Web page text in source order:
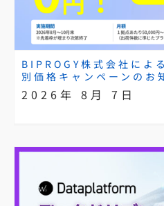
BIPROGY株式会社に
別価格キャンペーンのお
2026年 8月 7日